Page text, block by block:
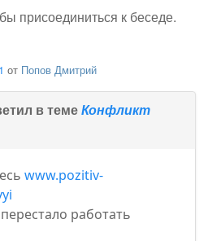
присоединиться к беседе.
от Попов Дмитрий
в темеКонфликт
www.pozitiv-
работать